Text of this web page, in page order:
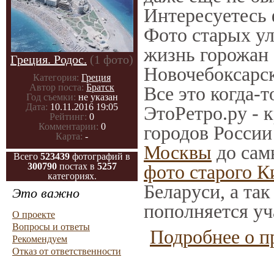
Греция. Родос. (1 фото)
Категория: Греция
Автор поста: Братск
Год съемки: не указан
Дата: 10.11.2016 19:05
Рейтинг: 0
Комментарии: 0
Карта: -
Всего 523439 фотографий в
300790постах в 5257
категориях.
Это важно
О проекте
Вопросы и ответы
Рекомендуем
Отказ от ответственности
Интересуетесь
Фото старых
жизнь горожан
Все это когда-
ЭтоРетро.ру -
городов
Москвы до
фото старого
Беларуси, а
пополняется
Подробнее о